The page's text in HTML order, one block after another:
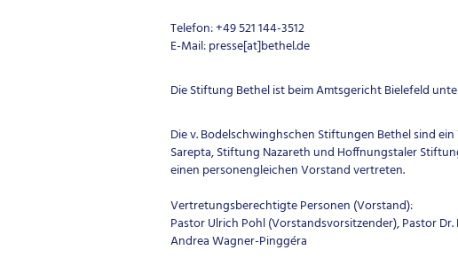
Telefon: +49 521 144-3512
E-Mail: presse[at]bethel.de
Die Stiftung Bethel ist beim Amtsgericht Bielefeld
Die v. Bodelschwinghschen Stiftungen Bethel sind
Sarepta, Stiftung Nazareth und Hoffnungstaler
einen personengleichen Vorstand vertreten.
Vertretungsberechtigte Personen (Vorstand):
Pastor Ulrich Pohl (Vorstandsvorsitzender), Pastor
Andrea Wagner-Pinggéra